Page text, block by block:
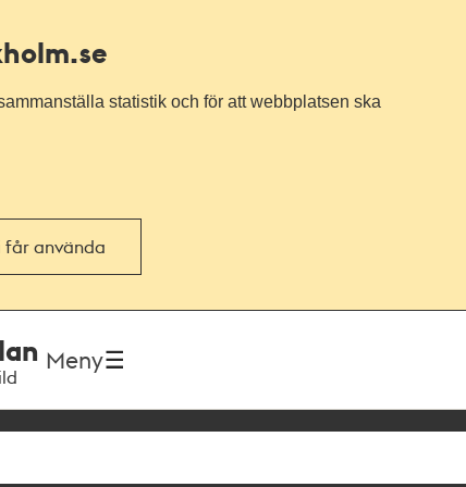
statistik och för att webbplatsen ska
får använda
Meny